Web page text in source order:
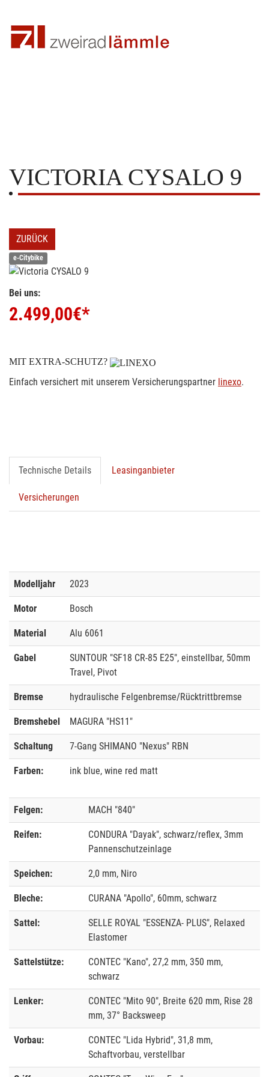
VICTORIA CYSALO 9
ZURÜCK
e-Citybike
Bei uns:
2.499,00€*
MIT EXTRA-SCHUTZ?
Einfach versichert mit unserem Versicherungspartner linexo.
Technische Details Leasinganbieter
Versicherungen
Modelljahr 2023
Motor Bosch
Material Alu 6061
Gabel
SUNTOUR "SF18 CR-85 E25", einstellbar, 50mm
Travel, Pivot
Bremse hydraulische Felgenbremse/Rücktrittbremse
Bremshebel MAGURA "HS11"
Schaltung 7-Gang SHIMANO "Nexus" RBN
Farben: ink blue, wine red matt
Felgen: MACH "840"
Reifen:
CONDURA "Dayak", schwarz/reflex, 3mm
Pannenschutzeinlage
Speichen: 2,0 mm, Niro
Bleche: CURANA "Apollo", 60mm, schwarz
Sattel:
SELLE ROYAL "ESSENZA- PLUS", Relaxed
Elastomer
Sattelstütze:
CONTEC "Kano", 27,2 mm, 350 mm,
schwarz
Lenker:
CONTEC "Mito 90", Breite 620 mm, Rise 28
mm, 37° Backsweep
Vorbau:
CONTEC "Lida Hybrid", 31,8 mm,
Schaftvorbau, verstellbar